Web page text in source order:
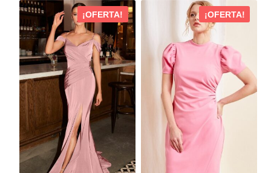
¡OFERTA!
ESTE
PRODUCTO
TIENE
MÚLTIPLES
VARIANTES.
LAS
OPCIONES
SE
PUEDEN
ELEGIR
EN
¡OFERTA!
PRODUCTO
MÚLTIPLES
VARIANTES.
OPCIONES
PUEDEN
ELEGIR